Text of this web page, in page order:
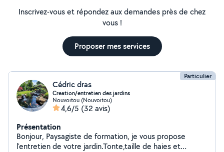
Inscrivez-vous et répondez aux demandes près de chez
vous !
Proposer mes services
Particulier
Cédric dras
Creation/entretien des jardins
Nouvoitou (Nouvoitou)
4,6/5 (32 avis)
Présentation
Bonjour, Paysagiste de formation, je vous propose
l'entretien de votre jardin.Tonte,taille de haies et